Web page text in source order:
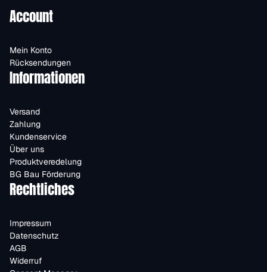
Account
Mein Konto
Rücksendungen
Informationen
Versand
Zahlung
Kundenservice
Über uns
Produktveredelung
BG Bau Förderung
Rechtliches
Impressum
Datenschutz
AGB
Widerruf